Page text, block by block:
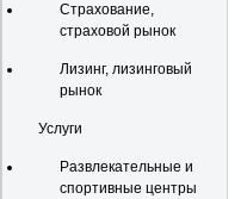
Страхование,
страховой рынок
Лизинг, лизинговый
рынок
Услуги
Развлекательные и
спортивные центры